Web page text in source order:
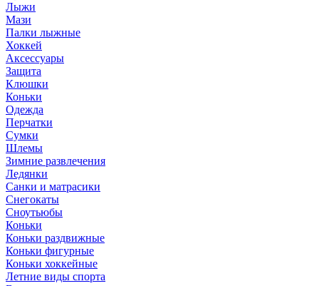
Лыжи
Мази
Палки лыжные
Хоккей
Аксессуары
Защита
Клюшки
Коньки
Одежда
Перчатки
Сумки
Шлемы
Зимние развлечения
Ледянки
Санки и матрасики
Снегокаты
Сноутьюбы
Коньки
Коньки раздвижные
Коньки фигурные
Коньки хоккейные
Летние виды спорта